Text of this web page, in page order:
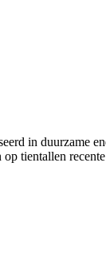
in duurzame
tientallen